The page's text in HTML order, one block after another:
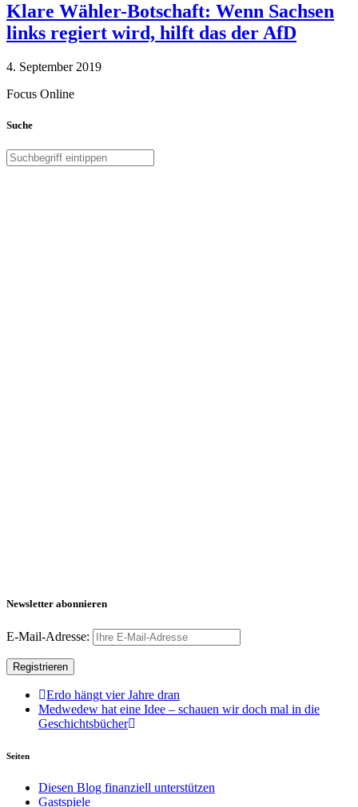
Klare Wähler-Botschaft: Wenn Sachsen
links regiert wird, hilft das der AfD
4. September 2019
Focus Online
Suche
Newsletter abonnieren
E-Mail-Adresse:
Erdo hängt vier Jahre dran
Medwedew hat eine Idee – schauen wir doch mal in die
Geschichtsbücher
Seiten
Diesen Blog finanziell unterstützen
Gastspiele